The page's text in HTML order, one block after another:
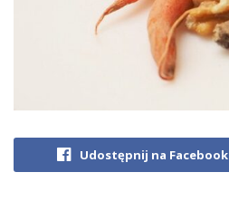
Udostępnij na Facebook